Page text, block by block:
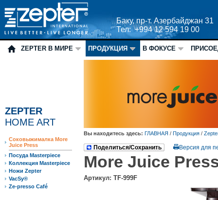
Баку, пр-т. Азербайджан 31
Тел: +994 12 594 19 00
ZEPTER В МИРЕ ПРОДУКЦИЯ В ФОКУСЕ
ZEPTER
HOME ART
Соковыжималка More
Juice Press
Посуда Masterpiece
Коллекция Masterpiece
Ножи Zepter
VacSy®
Ze-presso Café
Вы находитесь здесь: ГЛАВНАЯ / Продукция /
Поделиться/Сохранить Версия для
More Juice
Артикул: TF-999F